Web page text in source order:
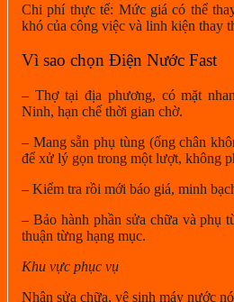
Chi phí thực tế: Mức giá có thể
khó của công việc và linh kiện thay
Vì sao chọn Điện Nước Fast
– Thợ tại địa phương, có mặt
Ninh, hạn chế thời gian chờ.
– Mang sẵn phụ tùng (ống chân
để xử lý gọn trong một lượt, không
– Kiểm tra rồi mới báo giá, minh
– Bảo hành phần sửa chữa và phụ
thuận từng hạng mục.
Khu vực phục vụ
Nhận sửa chữa, vệ sinh máy nước